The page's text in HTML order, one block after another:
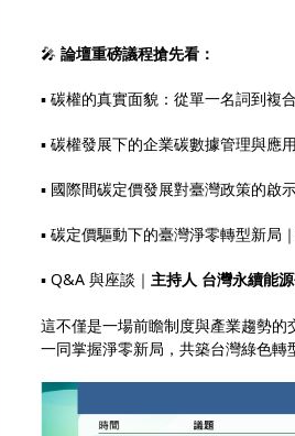
🎤 論壇重磅議程搶先看：
▪️ 碳權的真實面貌：從單一名詞到複
▪️ 碳權發展下的企業碳數據管理與應用​
▪️ 國際間碳定價發展對臺灣政策的啟示
▪️ 碳定價驅動下的臺灣淨零轉型新局｜
▪️ Q&A 與座談｜ 主持人 台灣永續能
這不僅是一場前瞻制度與產業趨勢
一同掌握淨零新局，共築台灣綠色轉